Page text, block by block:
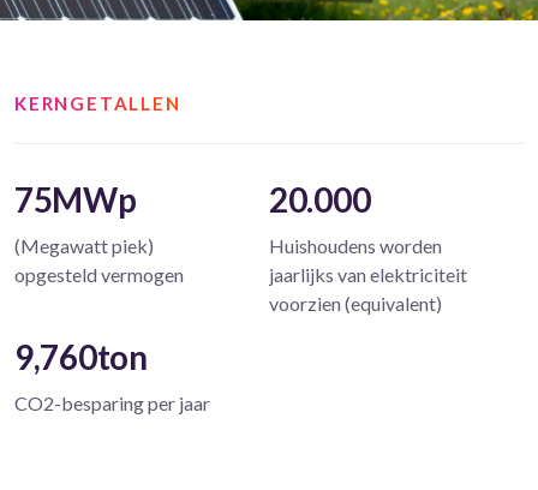
KERNGETALLEN
75MWp
(Megawatt piek)
opgesteld vermogen
20.000
Huishoudens worden
jaarlijks van elektriciteit
voorzien (equivalent)
9,760ton
CO2-besparing per jaar